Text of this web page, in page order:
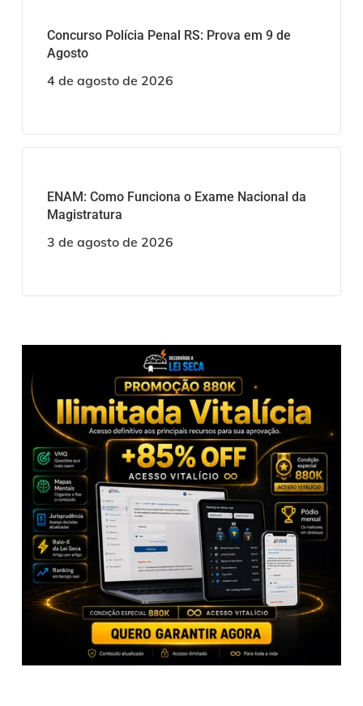
Concurso Polícia Penal RS: Prova em 9 de
Agosto
4 de agosto de 2026
ENAM: Como Funciona o Exame Nacional da
Magistratura
3 de agosto de 2026